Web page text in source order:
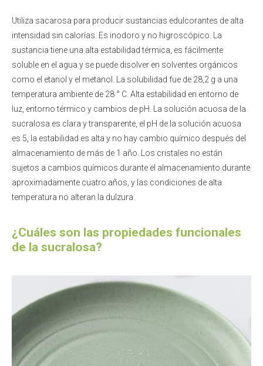
Utiliza sacarosa para producir sustancias edulcorantes de alta
intensidad sin calorías. Es inodoro y no higroscópico. La
sustancia tiene una alta estabilidad térmica, es fácilmente
soluble en el agua y se puede disolver en solventes orgánicos
como el etanol y el metanol. La solubilidad fue de 28,2 g a una
temperatura ambiente de 28 ° C. Alta estabilidad en entorno de
luz, entorno térmico y cambios de pH. La solución acuosa de la
sucralosa es clara y transparente, el pH de la solución acuosa
es 5, la estabilidad es alta y no hay cambio químico después del
almacenamiento de más de 1 año. Los cristales no están
sujetos a cambios químicos durante el almacenamiento durante
aproximadamente cuatro años, y las condiciones de alta
temperatura no alteran la dulzura.
¿Cuáles son las propiedades funcionales
de la sucralosa?